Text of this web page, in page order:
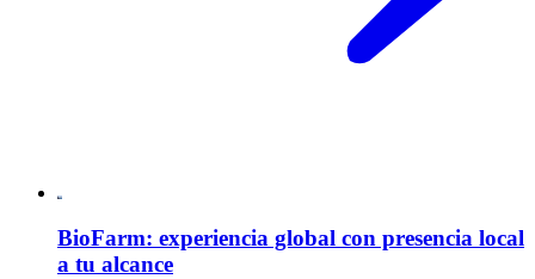
BioFarm: experiencia global con presencia local
a tu alcance